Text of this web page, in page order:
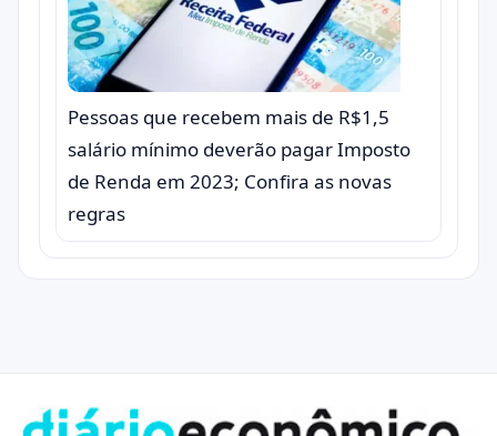
Pessoas que recebem mais de R$1,5
salário mínimo deverão pagar Imposto
de Renda em 2023; Confira as novas
regras